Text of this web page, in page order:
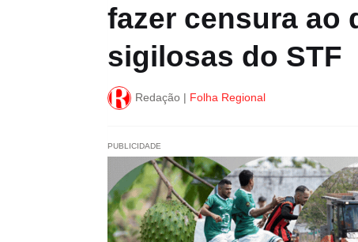
fazer censura ao
sigilosas do STF
Redação | Folha Regional
PUBLICIDADE